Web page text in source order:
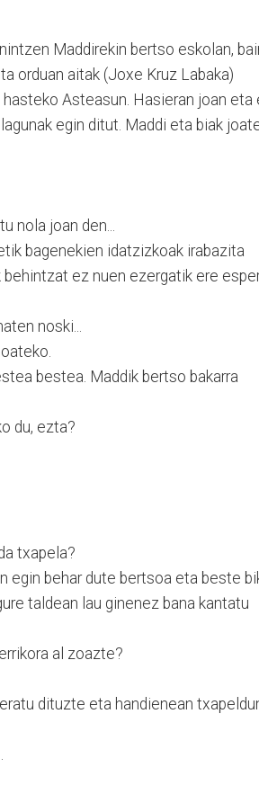
Maddirekin bertso eskolan,
orduan aitak (Joxe Kruz Labaka)
Asteasun. Hasieran joan eta
egin ditut. Maddi eta biak
nola joan den...
bagenekien idatzizkoak irabazita
behintzat ez nuen ezergatik ere
noski...
bestea. Maddik bertso bakarra
du, ezta?
txapela?
egin behar dute bertsoa eta beste
taldean lau ginenez bana kantatu
al zoazte?
dituzte eta handienean